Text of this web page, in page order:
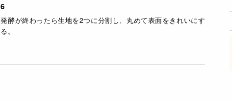
6
発酵が終わったら生地を2つに分割し、丸めて表面をきれいにす
る。